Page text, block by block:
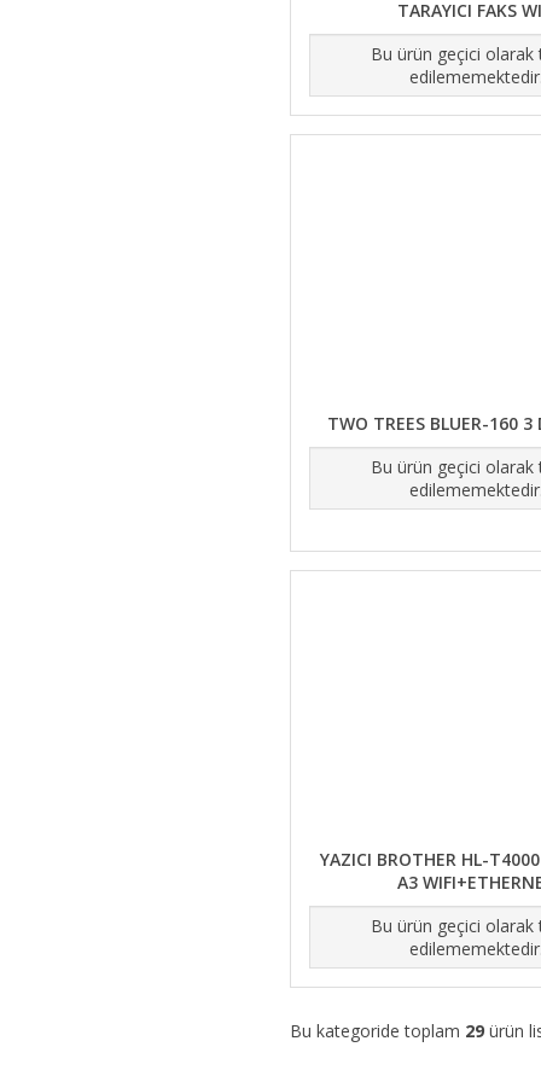
TARAYICI FAKS
Bu ürün geçici olarak
TWO TREES BLUER-160 3
Bu ürün geçici olarak
YAZICI BROTHER HL-
A3
Bu ürün geçici olarak
Bu kategoride toplam 29 ürün